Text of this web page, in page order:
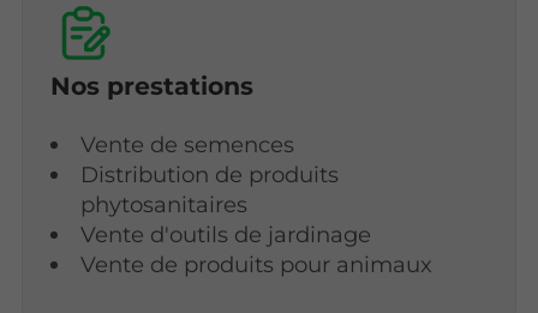
Nos prestations
Vente de semences
Distribution de produits
phytosanitaires
Vente d'outils de jardinage
Vente de produits pour animaux